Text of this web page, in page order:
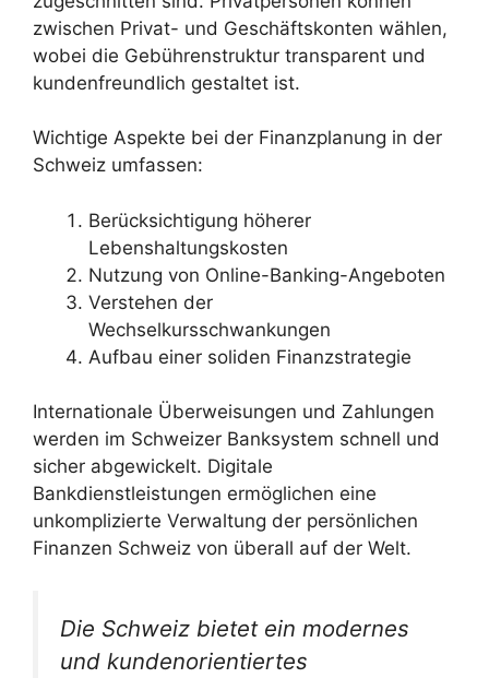
zwischen Privat- und Geschäftskonten wählen,
wobei die Gebührenstruktur transparent und
kundenfreundlich gestaltet ist.
Wichtige Aspekte bei der Finanzplanung in der
Schweiz umfassen:
Berücksichtigung höherer
Lebenshaltungskosten
Nutzung von Online-Banking-Angeboten
Verstehen der
Wechselkursschwankungen
Aufbau einer soliden Finanzstrategie
Internationale Überweisungen und Zahlungen
werden im Schweizer Banksystem schnell und
sicher abgewickelt. Digitale
Bankdienstleistungen ermöglichen eine
unkomplizierte Verwaltung der persönlichen
Finanzen Schweiz von überall auf der Welt.
Die Schweiz bietet ein modernes
und kundenorientiertes